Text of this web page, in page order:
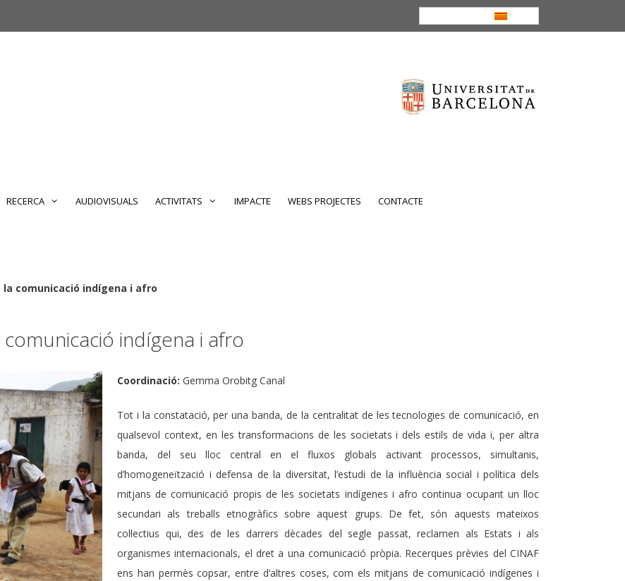
RECERCA AUDIOVISUALS ACTIVITATS IMPACTE WEBS PROJECTES CONTACTE
comunicació indígena i afro
indígena i afro
Coordinació: Gemma Orobitg Canal
Tot i la constatació, per una banda, de la centralitat de les tecnologies de comunicació, en
qualsevol context, en les transformacions de les societats i dels estils de vida i, per altra
banda, del seu lloc central en el fluxos globals activant processos, simultanis,
d’homogeneïtzació i defensa de la diversitat, l’estudi de la influència social i política dels
mitjans de comunicació propis de les societats indígenes i afro continua ocupant un lloc
secundari als treballs etnogràfics sobre aquest grups. De fet, són aquests mateixos
col·lectius qui, des de les darrers dècades del segle passat, reclamen als Estats i als
organismes internacionals, el dret a una comunicació pròpia. Recerques prèvies del CINAF
ens han permès copsar, entre d’altres coses, com els mitjans de comunicació indígenes i